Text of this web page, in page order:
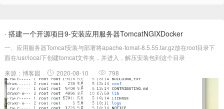
· 搭建一个开源项目9-安装应用服务器TomcatNGIXDocker
一、应用服务器Tomcat安装与部署将apache-tomat-8.5.55.tar.gz放在root目录下
面在/usr/local下创建tomcat文件夹，并进入，解压安装包到这个目录
来源：博客园 2020-08-10 798